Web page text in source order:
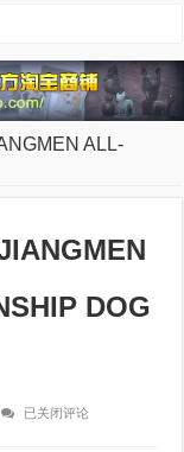
ALL-
DOG
20190908
已关闭评论